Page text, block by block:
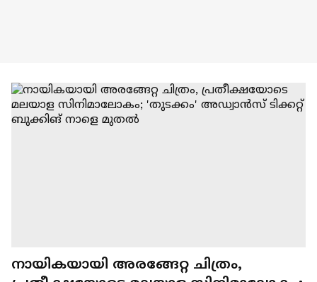
നായികയായി അരങ്ങേറ്റ ചിത്രം,